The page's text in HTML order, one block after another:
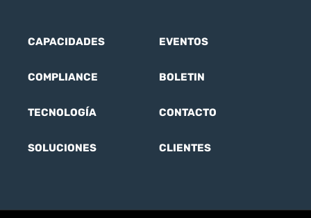
CAPACIDADES
COMPLIANCE
TECNOLOGÍA
SOLUCIONES
EVENTOS
BOLETIN
CONTACTO
CLIENTES